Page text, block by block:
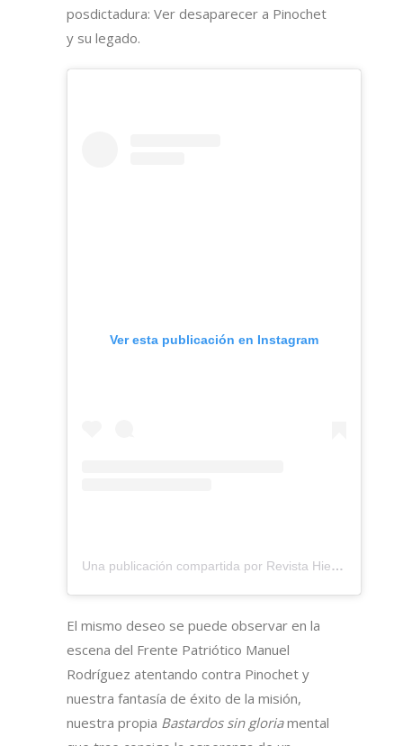
posdictadura: Ver desaparecer a Pinochet
y su legado.
Ver esta publicación en Instagram
Una publicación compartida por Revista Hiedra (@revista_hiedra)
El mismo deseo se puede observar en la
escena del Frente Patriótico Manuel
Rodríguez atentando contra Pinochet y
nuestra fantasía de éxito de la misión,
nuestra propia Bastardos sin gloriamental